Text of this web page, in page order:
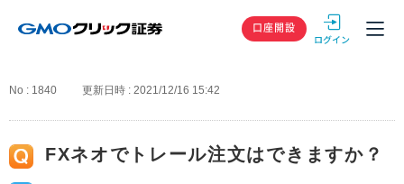
GMOクリック
口座開設
No : 1840 更新日時 : 2021/12/16 15:42
FXネオでトレール注文はできますか？